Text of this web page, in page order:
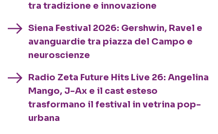
tra tradizione e innovazione
Siena Festival 2026: Gershwin, Ravel e
avanguardie tra piazza del Campo e
neuroscienze
Radio Zeta Future Hits Live 26: Angelina
Mango, J-Ax e il cast esteso
trasformano il festival in vetrina pop-
urbana